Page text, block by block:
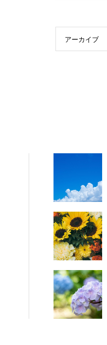
アーカイブ